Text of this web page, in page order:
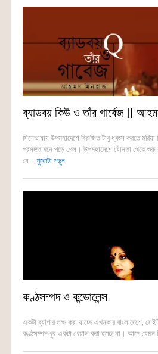
ব্যাডবয় কিউ ও তাঁর গার্বেজ ||
সিনেভাষায় উপমহাদেশে বিরাজিত টাবু ধ্বংস করতে
প্রসঙ্গত মনে পড়ে গেল। উপমহাদেশে যৌনতা থেকে
যে... পুরোটা পড়ুন
কণ্ঠসম্পদ ও কন্ডোলেন্স
একটা ব্যাপার লক্ষ করা যাচ্ছে এখনকার বাংলাদেশে,
কণ্ঠসম্পদ খুব-একটা খেয়াল করা হচ্ছে না। আগে যেমন